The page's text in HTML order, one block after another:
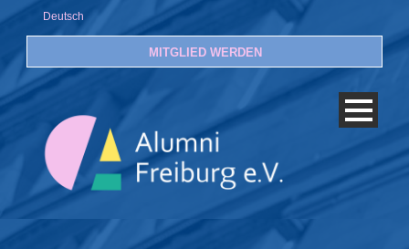
Deutsch
MITGLIED WERDEN